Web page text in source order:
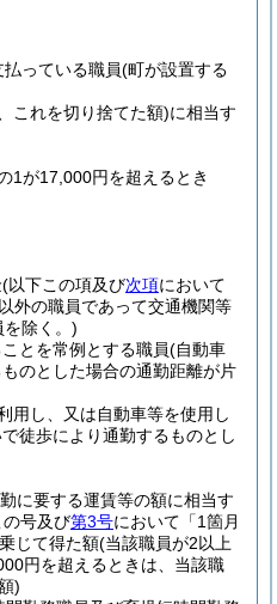
払っている職員(町が設置する
これを切り捨てた額)に相当す
1が17,000円を超えるとき
(以下この項及び次項において
外の職員であって交通機関等
を除く。)
とを常例とする職員(自動車
のとした場合の通勤距離が片
用し、又は自動車等を使用し
徒歩により通勤するものとし
に要する運賃等の額に相当す
号及び第3号において「1箇月
じて得た額(当該職員が2以上
円を超えるときは、当該職
)